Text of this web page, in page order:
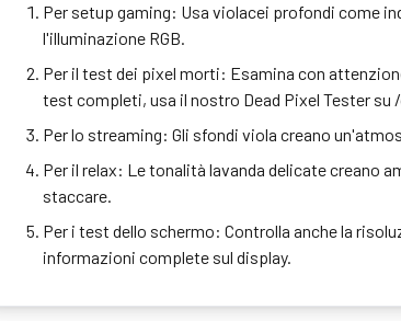
Per setup gaming: Usa violacei profondi come
l'illuminazione RGB.
Per il test dei pixel morti: Esamina con
test completi, usa il nostro Dead Pixel Tester
Per lo streaming: Gli sfondi viola creano
Per il relax: Le tonalità lavanda delicate creano
staccare.
Per i test dello schermo: Controlla anche la
informazioni complete sul display.